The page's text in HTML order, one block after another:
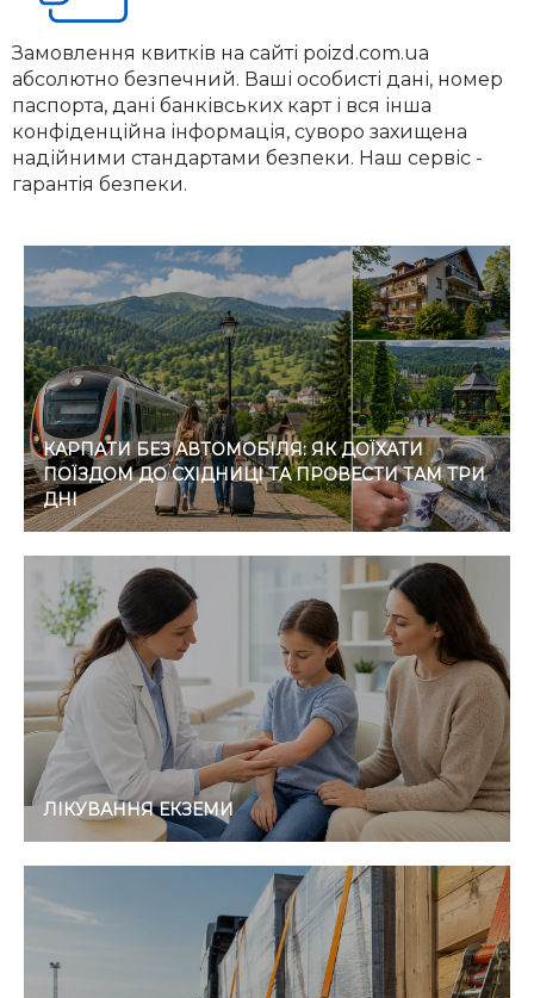
Замовлення квитків на сайті poizd.com.ua
абсолютно безпечний. Ваші особисті дані, номер
паспорта, дані банківських карт і вся інша
конфіденційна інформація, суворо захищена
надійними стандартами безпеки. Наш сервіс -
гарантія безпеки.
КАРПАТИ БЕЗ АВТОМОБІЛЯ: ЯК ДОЇХАТИ
ПОЇЗДОМ ДО СХІДНИЦІ ТА ПРОВЕСТИ ТАМ ТРИ
ДНІ
ЛІКУВАННЯ ЕКЗЕМИ